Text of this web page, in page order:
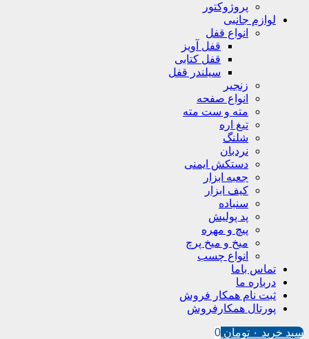
پروژوکتور
لوازم جانبی
انواع قفل
قفل آویز
قفل کتابی
سیلندر قفل
زنجیر
انواع صفحه
مته و ست مته
تیغ اره
شلنگ
نردبان
دستکش ایمنی
جعبه ابزار
کیف ابزار
سنباده
پد پولیش
پیچ و مهره
میخ و میخ پرچ
انواع چسب
تماس باما
درباره ما
ثبت نام همکار فروش
پورتال همکارفروش
سبد خرید ۰ تومان 0